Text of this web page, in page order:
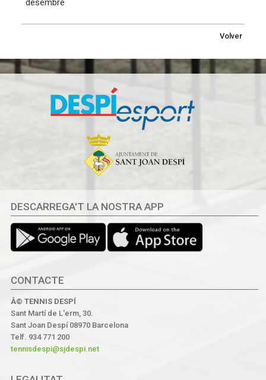
desembre
Volver
DESCARREGA'T LA NOSTRA APP
CONTACTE
Â© TENNIS DESPÍ
Sant Martí de L'erm, 30.
Sant Joan Despí 08970 Barcelona
Telf. 934 771 200
tennisdespi@sjdespi.net